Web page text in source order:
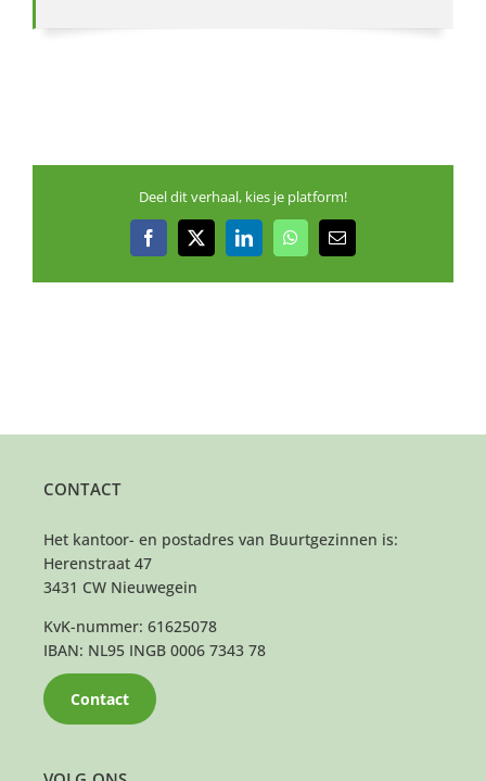
Deel dit verhaal, kies je platform!
Facebook
X LinkedInWhatsApp
E-
CONTACT
Het kantoor- en postadres van Buurtgezinnen is:
Herenstraat 47
3431 CW Nieuwegein
KvK-nummer: 61625078
IBAN: NL95 INGB 0006 7343 78
Contact